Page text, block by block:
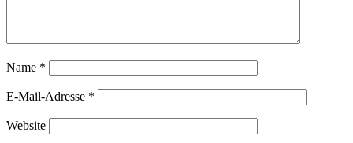
Name *
E-Mail-Adresse *
Website